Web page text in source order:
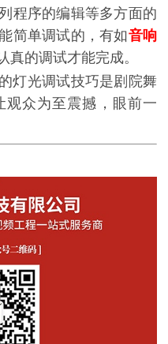
程序的编辑等多方面的
简单调试的，有如音响
真的调试才能完成。
灯光调试技巧是剧院舞
观众为至震撼，眼前一